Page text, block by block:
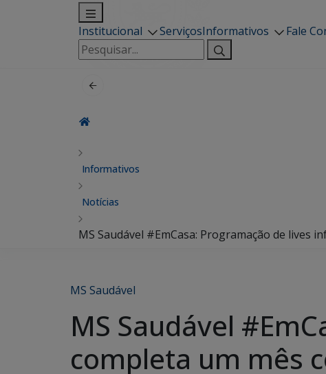
Institucional ServiçosInformativos
Fale
Pesquisar
por:
Informativos
Notícias
MS Saudável #EmCasa: Programação de lives
MS Saudável
MS Saudável
completa um mês